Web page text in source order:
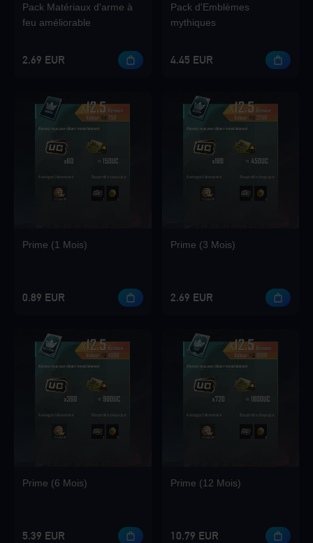
Loading...
Loading...
Loading...
Loading...
Pack Matériaux d'arme à
feu améliorable
2.69 EUR
Pack d'Emblèmes
mythiques
4.45 EUR
Prime (1 Mois)
0.89 EUR
Prime (3 Mois)
2.69 EUR
Prime (6 Mois)
5.39 EUR
Prime (12 Mois)
10.79 EUR